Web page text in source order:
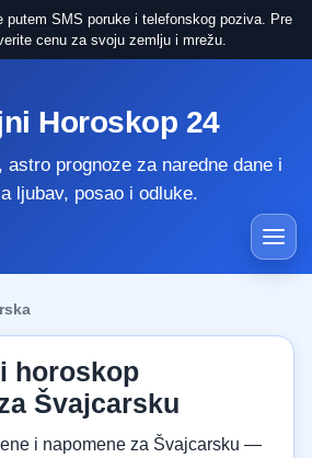
putem SMS poruke i telefonskog poziva. Pre
cenu za svoju zemlju i mrežu.
Horoskop 24
astro prognoze za naredne dane i
ljubav, posao i odluke.
horoskop
Švajcarsku
i napomene za Švajcarsku —